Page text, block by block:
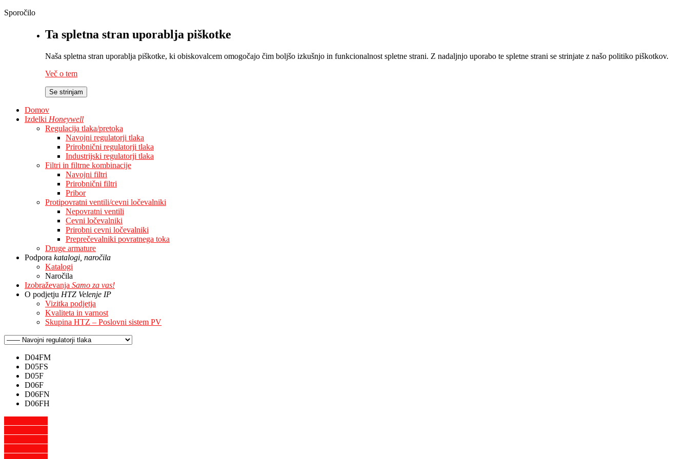
Sporočilo
Ta spletna stran uporablja piškotke
Naša spletna stran uporablja piškotke, ki obiskovalcem omogočajo čim boljšo izkušnjo in funkcionalnost spletne strani. Z nadaljnjo uporabo te spletne strani se strinjate z našo politiko piškotkov.
Več o tem
Se strinjam
Domov
Izdelki Honeywell
Regulacija tlaka/pretoka
Navojni regulatorji tlaka
Prirobnični regulatorji tlaka
Industrijski regulatorji tlaka
Filtri in filtrne kombinacije
Navojni filtri
Prirobnični filtri
Pribor
Protipovratni ventili/cevni ločevalniki
Nepovratni ventili
Cevni ločevalniki
Prirobni cevni ločevalniki
Preprečevalniki povratnega toka
Druge armature
Podpora katalogi, naročila
Katalogi
Naročila
Izobraževanja Samo za vas!
O podjetju HTZ Velenje IP
Vizitka podjetja
Kvaliteta in varnost
Skupina HTZ – Poslovni sistem PV
D04FM
D05FS
D05F
D06F
D06FN
D06FH